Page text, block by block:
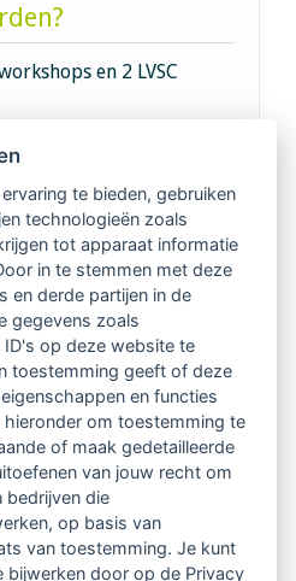
en 2 LVSC
vakgenoten
professionals in 14
& kennisbank
keurmerk)
te bieden, gebruiken
technologieën zoals
tot apparaat informatie
in te stemmen met deze
en derde partijen in de
gegevens zoals
op deze website te
toestemming geeft of deze
en functies
hieronder om toestemming te
of maak gedetailleerde
van jouw recht om
bedrijven die
op basis van
van toestemming. Je kunt
bijwerken door op de Privacy